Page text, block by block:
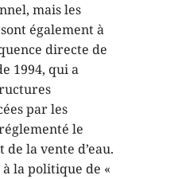
mais les
également à
directe de
1994, qui a
par les
le
de la vente d’eau.
la politique de «